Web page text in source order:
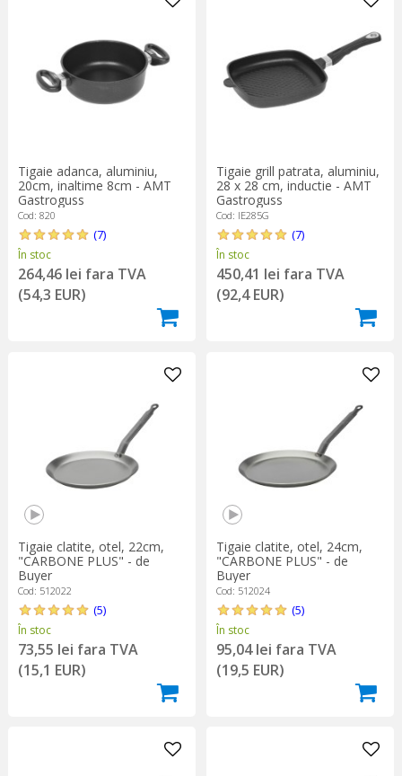
Tigaie adanca, aluminiu,
20cm, inaltime 8cm - AMT
Gastroguss
Cod: 820
(7)
În stoc
264,46 lei fara TVA
(54,3 EUR)
Tigaie grill patrata, aluminiu,
28 x 28 cm, inductie - AMT
Gastroguss
Cod: IE285G
(7)
În stoc
450,41 lei fara TVA
(92,4 EUR)
Tigaie clatite, otel, 22cm,
"CARBONE PLUS" - de
Buyer
Cod: 512022
(5)
În stoc
73,55 lei fara TVA
(15,1 EUR)
Tigaie clatite, otel, 24cm,
"CARBONE PLUS" - de
Buyer
Cod: 512024
(5)
În stoc
95,04 lei fara TVA
(19,5 EUR)